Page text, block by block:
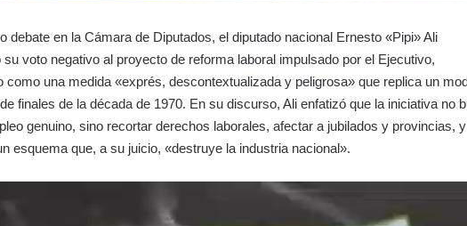
debate en la Cámara de Diputados, el diputado nacional Ernesto «Pipi» Ali
su voto negativo al proyecto de reforma laboral impulsado por el Ejecutivo,
como una medida «exprés, descontextualizada y peligrosa» que replica un
finales de la década de 1970. En su discurso, Ali enfatizó que la iniciativa no
genuino, sino recortar derechos laborales, afectar a jubilados y provincias, y
esquema que, a su juicio, «destruye la industria nacional».